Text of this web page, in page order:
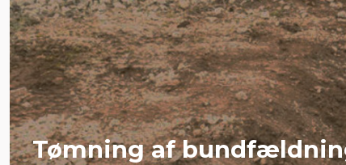
Tømning af